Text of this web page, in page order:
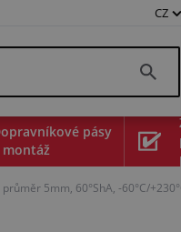
CZ
pásy
montáž
5mm, 60°ShA, -60°C/